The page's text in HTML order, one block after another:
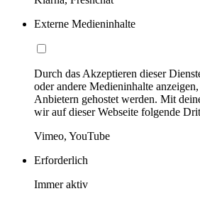
Externe Medieninhalte
Durch das Akzeptieren dieser
oder andere Medieninhalte
Anbietern gehostet werden. Mit
wir auf dieser Webseite folgende
Vimeo, YouTube
Erforderlich
Immer aktiv